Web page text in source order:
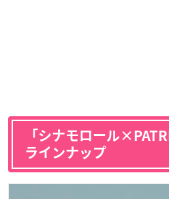
「シナモロール
ラインナップ